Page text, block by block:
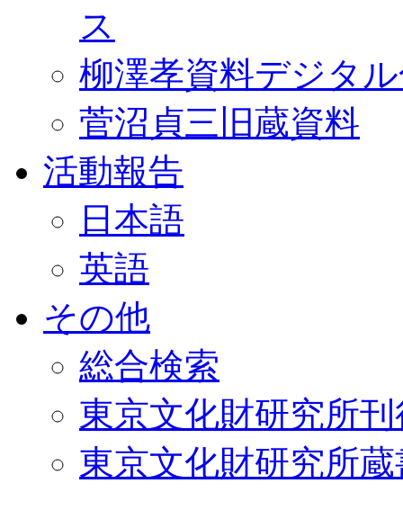
ス
柳澤孝資料デジタ
菅沼貞三旧蔵資料
活動報告
日本語
英語
その他
総合検索
東京文化財研究所
東京文化財研究所